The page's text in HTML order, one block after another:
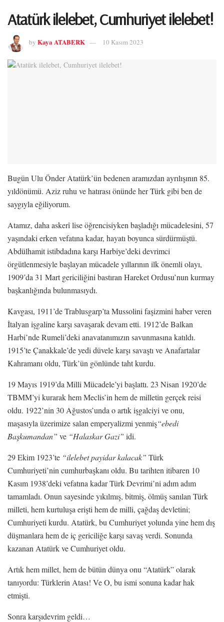
Atatürk ilelebet, Cumhuriyet ilelebet!
by Kaya ATABERK 10 Kasım 2023
Bugün Ulu Önder Atatürk’ün bedenen aramızdan ayrılışının 85.
yıldönümü. Aziz ruhu ve hatırası önünde her Türk gibi ben de
saygıyla eğiliyorum.
Atamız, daha askerî lise öğrencisiyken başladığı mücadelesini, 57
yaşındaki erken vefatına kadar, hayatı boyunca sürdürmüştü.
Abdülhamit istibdadına karşı Harbiye’deki devrimci
örgütlenmesiyle başlayan mücadele yıllarının ilk önemli olayı,
1909’da 31 Mart gericiliğini bastıran Hareket Ordusu’nun kurmay
başkanlığında bulunmasıydı.
Kavgası, 1911’de Trablusgarp’ta Mussolini faşizmini haber veren
İtalyan işgaline karşı savaşarak devam etti. 1912’de Balkan
Harbi’nde Rumeli’deki anavatanımızın savunmasına katıldı.
1915’te Çanakkale’de yedi düvele karşı savaştı ve Anafartalar
Kahramanı oldu, Türk’ün gönlünde taht kurdu.
19 Mayıs 1919’da Milli Mücadele’yi başlattı. 23 Nisan 1920’de
TBMM’yi kurarak hem Meclis’in hem de milletin gerçek reisi
oldu. 1922’nin 30 Ağustos’unda o artık işgalciyi ve onu,
maşasıyla üzerimize salan emperyalizmi yenmiş“ebedi
Başkumandan” ve “Halaskar Gazi” idi.
29 Ekim 1923’te “ilelebet payidar kalacak” Türk
Cumhuriyeti’nin cumhurbaşkanı oldu. Bu tarihten itibaren 10
Kasım 1938’deki vefatına kadar Türk Devrimi’ni adım adım
tamamladı. Onun sayesinde yıkılmış, bitmiş, ölmüş sanılan Türk
milleti, hem kurtuluşa erişti hem de milli, çağdaş devletini;
Cumhuriyeti kurdu. Atatürk, bu Cumhuriyet yolunda yine hem dış
düşmanlara hem de iç gericiliğe karşı savaş verdi. Sonunda
kazanan Atatürk ve Cumhuriyet oldu.
Artık hem millet, hem de bütün dünya onu “Atatürk” olarak
tanıyordu: Türklerin Atası! Ve O, bu ismi sonuna kadar hak
etmişti.
Sonra karşıdevrim geldi…